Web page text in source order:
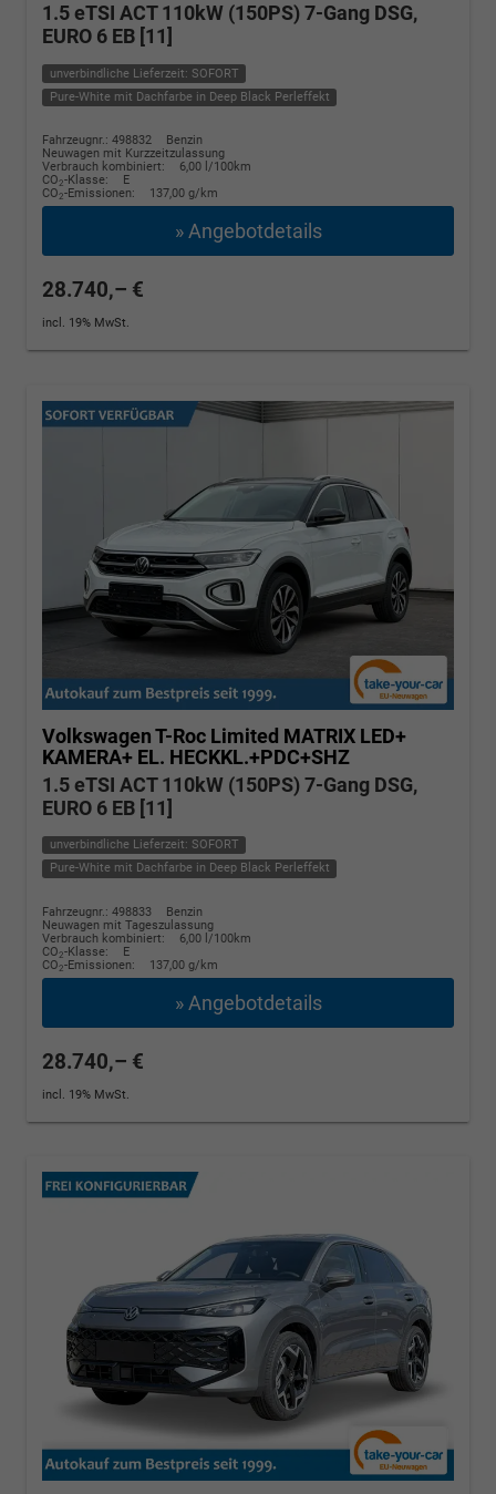
1.5 eTSI ACT 110kW (150PS) 7-Gang DSG,
EURO 6 EB [11]
unverbindliche Lieferzeit: SOFORT
Pure-White mit Dachfarbe in Deep Black Perleffekt
Fahrzeugnr.: 498832
Benzin
Neuwagen mit Kurzzeitzulassung
Verbrauch kombiniert:
6,00 l/100km
CO2-Klasse:
E
CO2-Emissionen: 137,00 g/km
» Angebotdetails
28.740,– €
incl. 19% MwSt.
Volkswagen T-Roc Limited MATRIX LED+
KAMERA+ EL. HECKKL.+PDC+SHZ
1.5 eTSI ACT 110kW (150PS) 7-Gang DSG,
EURO 6 EB [11]
unverbindliche Lieferzeit: SOFORT
Pure-White mit Dachfarbe in Deep Black Perleffekt
Fahrzeugnr.: 498833
Benzin
Neuwagen mit Tageszulassung
Verbrauch kombiniert:
6,00 l/100km
CO2-Klasse:
E
CO2-Emissionen: 137,00 g/km
» Angebotdetails
28.740,– €
incl. 19% MwSt.